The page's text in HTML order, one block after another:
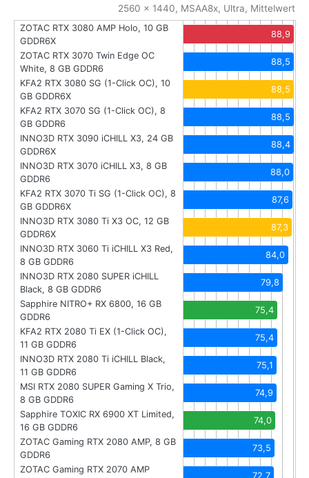
2560 x 1440, MSAA8x, Ultra, Mittelwert
ZOTAC RTX 3080 AMP Holo, 10 GB
GDDR6X
88,9
ZOTAC RTX 3070 Twin Edge OC
White, 8 GB GDDR6
88,5
KFA2 RTX 3080 SG (1-Click OC), 10
GB GDDR6X
88,5
KFA2 RTX 3070 SG (1-Click OC), 8
GB GDDR6
88,5
INNO3D RTX 3090 iCHILL X3, 24 GB
GDDR6X
88,4
INNO3D RTX 3070 iCHILL X3, 8 GB
GDDR6
88,0
KFA2 RTX 3070 Ti SG (1-Click OC), 8
GB GDDR6X
87,6
INNO3D RTX 3080 Ti X3 OC, 12 GB
GDDR6X
87,3
INNO3D RTX 3060 Ti iCHILL X3 Red,
8 GB GDDR6
84,0
INNO3D RTX 2080 SUPER iCHILL
Black, 8 GB GDDR6
79,8
Sapphire NITRO+ RX 6800, 16 GB
GDDR6
75,4
KFA2 RTX 2080 Ti EX (1-Click OC),
11 GB GDDR6
75,4
INNO3D RTX 2080 Ti iCHILL Black,
11 GB GDDR6
75,1
MSI RTX 2080 SUPER Gaming X Trio,
8 GB GDDR6
74,9
Sapphire TOXIC RX 6900 XT Limited,
16 GB GDDR6
74,0
ZOTAC Gaming RTX 2080 AMP, 8 GB
GDDR6
73,5
ZOTAC Gaming RTX 2070 AMP
72,7